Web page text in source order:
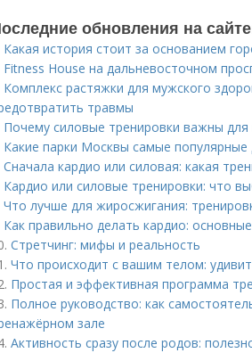
обновления на
Какая история стоит за основанием
Fitness House на дальневосточном
Комплекс растяжки для мужского
травмы
Почему силовые тренировки важны для
Какие парки Москвы самые популярные
Сначала кардио или силовая: какая
Кардио или силовые тренировки: что
Что лучше для жиросжигания:
Как правильно делать кардио:
Стретчинг: мифы и реальность
Что происходит с вашим телом:
Простая и эффективная программа
Полное руководство: как
зале
Активность сразу после родов: